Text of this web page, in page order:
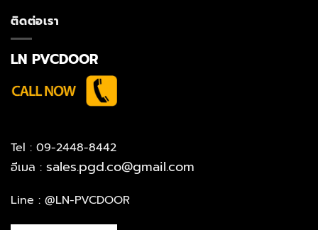
ติดต่อเรา
LN PVCDOOR
Tel : 09-2448-8442
อีเมล : sales.pgd.co@gmail.com
Line : @LN-PVCDOOR